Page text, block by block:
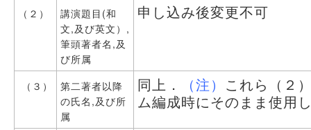
（２）
講演題目(和
文,及び英文）,
筆頭著者名,及
び所属
申し込み後変更不可
（３）
第二著者以降
の氏名,及び所
属
同上． （注） これら（２
ム編成時にそのまま使用